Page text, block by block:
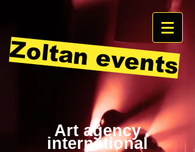
Zoltan events
Art agency
international